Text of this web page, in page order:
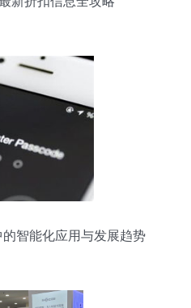
智能化应用与发展趋势